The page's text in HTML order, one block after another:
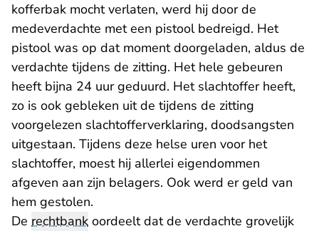
kofferbak mocht verlaten, werd hij door de
medeverdachte met een pistool bedreigd. Het
pistool was op dat moment doorgeladen, aldus de
verdachte tijdens de zitting. Het hele gebeuren
heeft bijna 24 uur geduurd. Het slachtoffer heeft,
zo is ook gebleken uit de tijdens de zitting
voorgelezen slachtofferverklaring, doodsangsten
uitgestaan. Tijdens deze helse uren voor het
slachtoffer, moest hij allerlei eigendommen
afgeven aan zijn belagers. Ook werd er geld van
hem gestolen.
De rechtbank oordeelt dat de verdachte grovelijk